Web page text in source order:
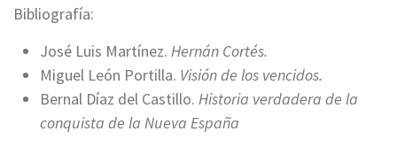
Bibliografía:
José Luis Martínez. Hernán Cortés.
Miguel León Portilla. Visión de los vencidos.
Bernal Díaz del Castillo. Historia verdadera de la
conquista de la Nueva España